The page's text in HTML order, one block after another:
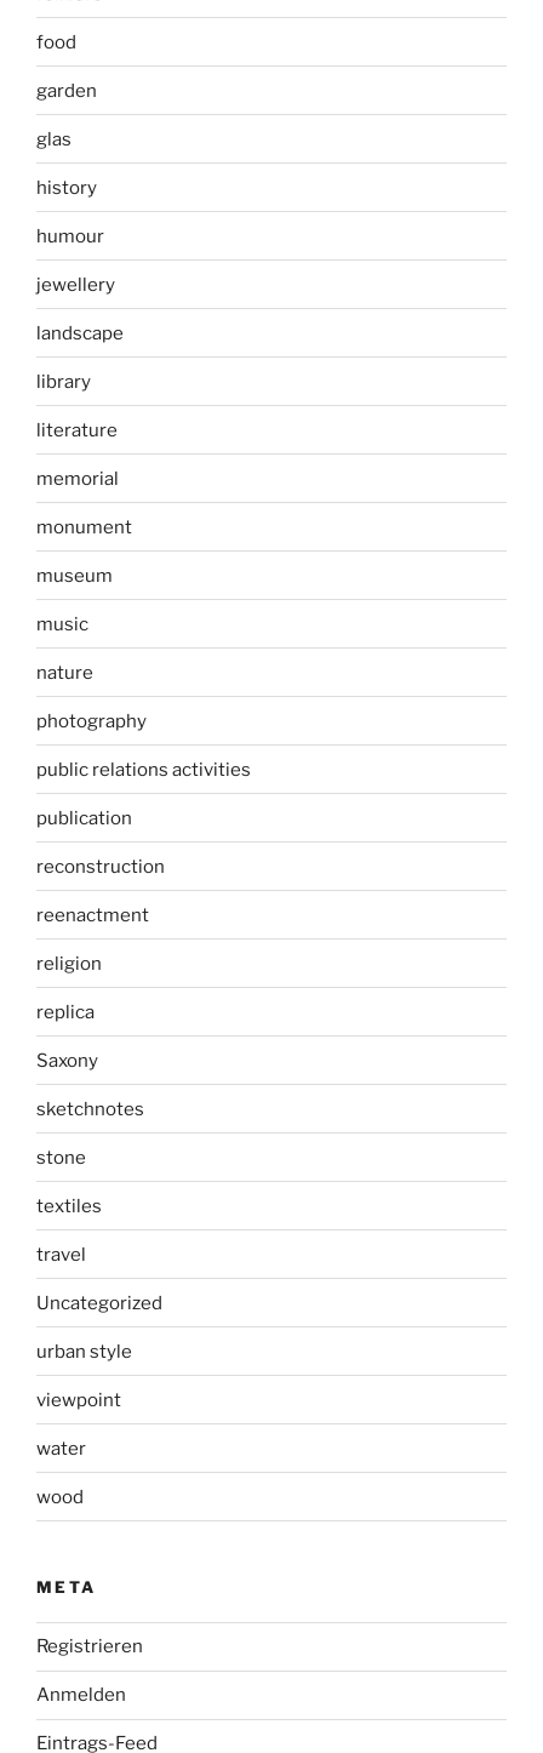
food
garden
glas
history
humour
jewellery
landscape
library
literature
memorial
monument
museum
music
nature
photography
public relations activities
publication
reconstruction
reenactment
religion
replica
Saxony
sketchnotes
stone
textiles
travel
Uncategorized
urban style
viewpoint
water
wood
META
Registrieren
Anmelden
Eintrags-Feed